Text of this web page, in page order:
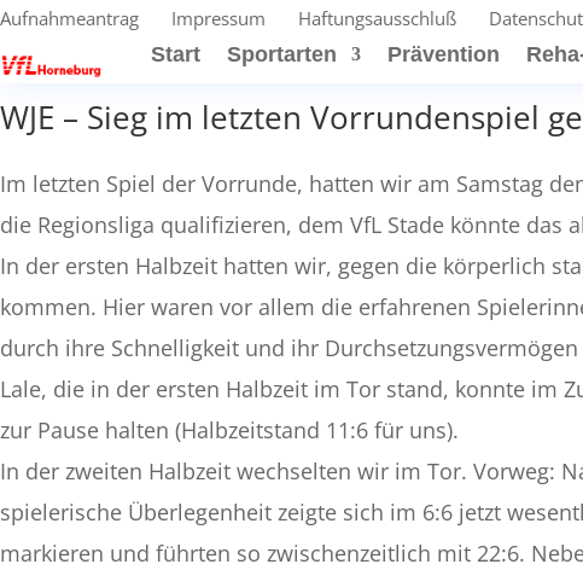
Aufnahmeantrag Impressum Haftungsausschluß
Start
Sportarten Prävention
WJE – Sieg im letzten Vorrundenspiel
Im letzten Spiel der Vorrunde, hatten wir am Samstag
die Regionsliga qualifizieren, dem VfL Stade könnte das
In der ersten Halbzeit hatten wir, gegen die körperlich
kommen. Hier waren vor allem die erfahrenen
durch ihre Schnelligkeit und ihr Durchsetzungsvermögen
Lale, die in der ersten Halbzeit im Tor stand, konnte im
zur Pause halten (Halbzeitstand 11:6 für uns).
In der zweiten Halbzeit wechselten wir im Tor. Vorweg:
spielerische Überlegenheit zeigte sich im 6:6 jetzt
markieren und führten so zwischenzeitlich mit 22:6.